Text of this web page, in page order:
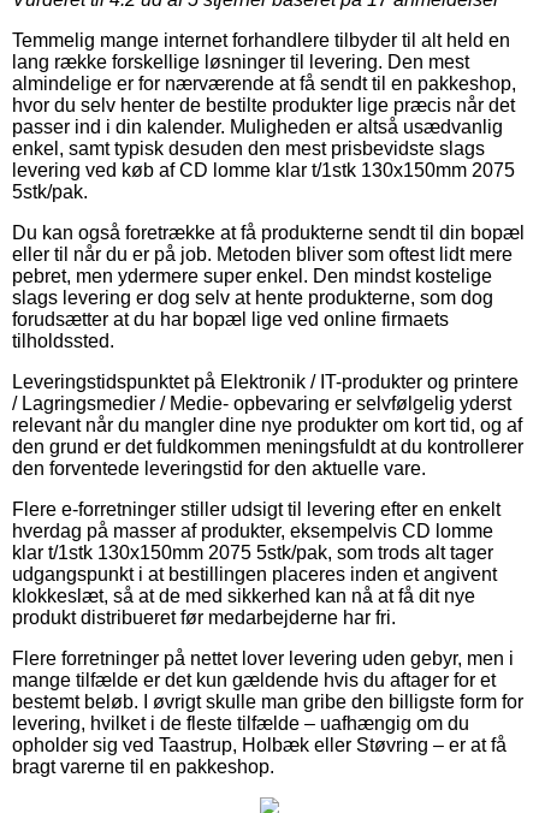
Temmelig mange internet forhandlere tilbyder til alt held en
lang række forskellige løsninger til levering. Den mest
almindelige er for nærværende at få sendt til en pakkeshop,
hvor du selv henter de bestilte produkter lige præcis når det
passer ind i din kalender. Muligheden er altså usædvanlig
enkel, samt typisk desuden den mest prisbevidste slags
levering ved køb af CD lomme klar t/1stk 130x150mm 2075
5stk/pak.
Du kan også foretrække at få produkterne sendt til din bopæl
eller til når du er på job. Metoden bliver som oftest lidt mere
pebret, men ydermere super enkel. Den mindst kostelige
slags levering er dog selv at hente produkterne, som dog
forudsætter at du har bopæl lige ved online firmaets
tilholdssted.
Leveringstidspunktet på Elektronik / IT-produkter og printere
/ Lagringsmedier / Medie- opbevaring er selvfølgelig yderst
relevant når du mangler dine nye produkter om kort tid, og af
den grund er det fuldkommen meningsfuldt at du kontrollerer
den forventede leveringstid for den aktuelle vare.
Flere e-forretninger stiller udsigt til levering efter en enkelt
hverdag på masser af produkter, eksempelvis CD lomme
klar t/1stk 130x150mm 2075 5stk/pak, som trods alt tager
udgangspunkt i at bestillingen placeres inden et angivent
klokkeslæt, så at de med sikkerhed kan nå at få dit nye
produkt distribueret før medarbejderne har fri.
Flere forretninger på nettet lover levering uden gebyr, men i
mange tilfælde er det kun gældende hvis du aftager for et
bestemt beløb. I øvrigt skulle man gribe den billigste form for
levering, hvilket i de fleste tilfælde – uafhængig om du
opholder sig ved Taastrup, Holbæk eller Støvring – er at få
bragt varerne til en pakkeshop.